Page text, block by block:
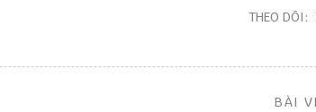
THEO DÕI:
BÀI